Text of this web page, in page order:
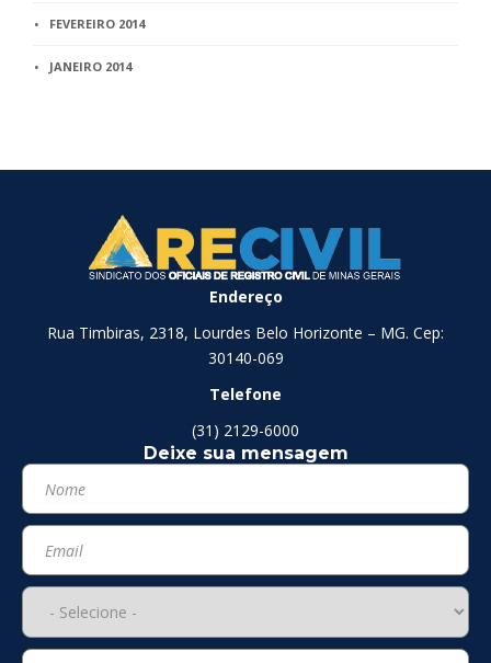
FEVEREIRO 2014
JANEIRO 2014
Endereço
Rua Timbiras, 2318, Lourdes Belo Horizonte – MG. Cep:
30140-069
Telefone
(31) 2129-6000
Deixe sua mensagem